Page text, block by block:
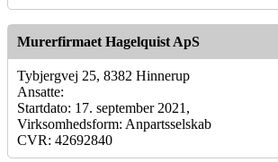
Murerfirmaet Hagelquist ApS
Tybjergvej 25, 8382 Hinnerup
Ansatte:
Startdato: 17. september 2021,
Virksomhedsform: Anpartsselskab
CVR: 42692840